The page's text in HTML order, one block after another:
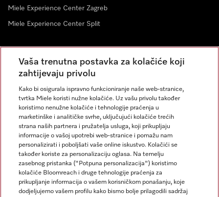
Miele Experience Center Zagreb
Miele Experience Center Split
Newsletter
Miele na Instagramu
Miele na Facebooku
Vaša trenutna postavka za kolačiće koji
zahtijevaju privolu
Kako bi osigurala ispravno funkcioniranje naše web-stranice,
tvrtka Miele koristi nužne kolačiće. Uz vašu privolu također
koristimo nenužne kolačiće i tehnologije praćenja u
marketinške i analitičke svrhe, uključujući kolačiće trećih
strana naših partnera i pružatelja usluga, koji prikupljaju
informacije o vašoj upotrebi web-stranice i pomažu nam
personalizirati i poboljšati vaše online iskustvo. Kolačići se
također koriste za personalizaciju oglasa. Na temelju
zasebnog pristanka ("Potpuna personalizacija") koristimo
kolačiće Bloomreach i druge tehnologije praćenja za
prikupljanje informacija o vašem korisničkom ponašanju, koje
dodjeljujemo vašem profilu kako bismo bolje prilagodili sadržaj